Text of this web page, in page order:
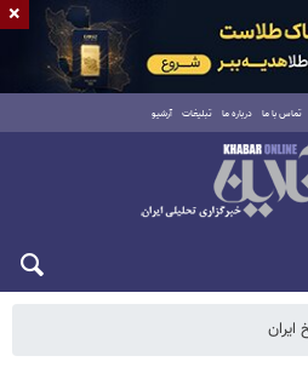
تماس با ما درباره ما تبلیغات آرشیو
ایران
×